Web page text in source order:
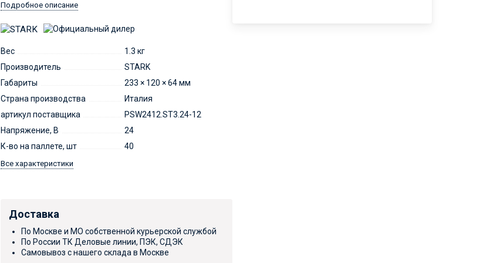
Подробное описание
Вес
1.3 кг
Производитель
STARK
Габариты
233 × 120 × 64 мм
Страна производства
Италия
артикул поставщика
PSW2412.ST3.24-12
Напряжение, В
24
К-во на паллете, шт
40
Все характеристики
Доставка
По Москве и МО собственной курьерской службой
По России ТК Деловые линии, ПЭК, СДЭК
Самовывоз с нашего склада в Москве